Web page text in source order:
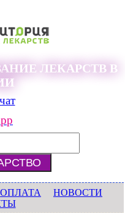
ЛЕКАРСТВ В
ОПЛАТА
НОВОСТИ